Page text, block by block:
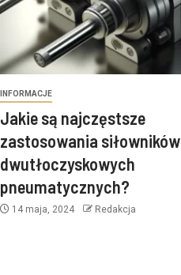
INFORMACJE
Jakie są najczęstsze
zastosowania siłowników
dwutłoczyskowych
pneumatycznych?
14 maja, 2024 Redakcja